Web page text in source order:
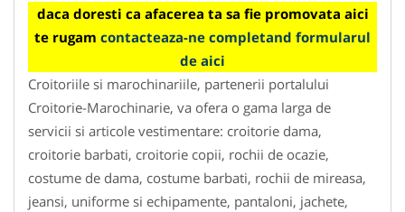
daca doresti ca afacerea ta sa fie promovata aici
te rugam contacteaza-ne completand formularul
de aici
Croitoriile si marochinariile, partenerii portalului
Croitorie-Marochinarie, va ofera o gama larga de
servicii si articole vestimentare: croitorie dama,
croitorie barbati, croitorie copii, rochii de ocazie,
costume de dama, costume barbati, rochii de mireasa,
jeansi, uniforme si echipamente, pantaloni, jachete,